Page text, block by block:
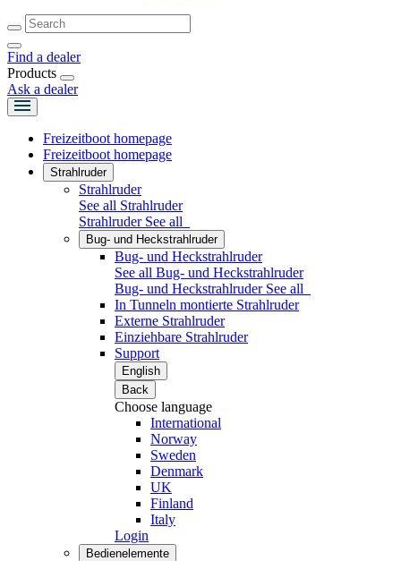
Find a dealer
Products
Ask a dealer
Freizeitboot homepage
Freizeitboot homepage
Strahlruder
Strahlruder
See all Strahlruder
Strahlruder See all
Bug- und Heckstrahlruder
Bug- und Heckstrahlruder
See all Bug- und Heckstrahlruder
Bug- und Heckstrahlruder See all
In Tunneln montierte Strahlruder
Externe Strahlruder
Einziehbare Strahlruder
Support
English
Back
Choose language
International
Norway
Sweden
Denmark
UK
Finland
Italy
Login
Bedienelemente